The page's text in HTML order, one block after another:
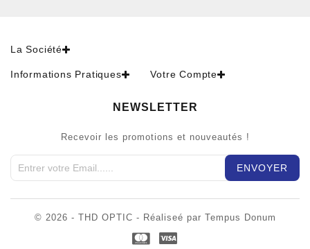
La Société
Informations Pratiques Votre Compte
NEWSLETTER
Recevoir les promotions et nouveautés !
© 2026 - THD OPTIC - Réaliseé par Tempus Donum